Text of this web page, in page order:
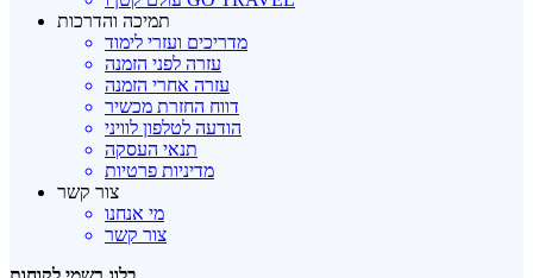
תמיכה והדרכות
מדריכים ועזרי לימוד
עזרה לפני הזמנה
עזרה אחרי הזמנה
דווח החזרת מכשיר
הודעה לטלפון לוויני
תנאי העסקה
מדיניות פרטיות
צור קשר
מי אנחנו
צור קשר